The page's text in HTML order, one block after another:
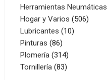
Herramientas Neumáticas
Hogar y Varios 506506
Lubricantes 1010
Pinturas 8686
productos
Plomería 314314
productos
Tornillería 8383